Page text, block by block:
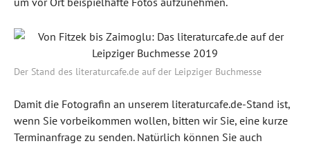
Foto: Birgit-Cathrin Duval
Der Stand des literaturcafe.de auf der Leipziger Buchmesse
Damit die Fotografin an unserem literaturcafe.de-Stand ist,
wenn Sie vorbeikommen wollen, bitten wir Sie, eine kurze
Terminanfrage zu senden. Natürlich können Sie auch